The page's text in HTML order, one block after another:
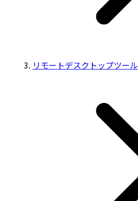
リモートデスクトップツール